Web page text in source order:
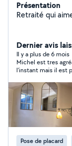
Présentation
Retraité qui
Dernier avis
Il y a plus de 6 mois
Michel est tres
l'instant mais il est
Pose de placard